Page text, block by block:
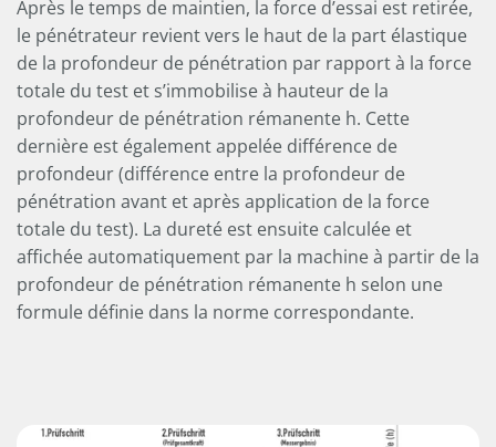
----
Après le temps de maintien, la force d’essai est retirée,
le pénétrateur revient vers le haut de la part élastique
de la profondeur de pénétration par rapport à la force
totale du test et s’immobilise à hauteur de la
profondeur de pénétration rémanente h. Cette
dernière est également appelée différence de
profondeur (différence entre la profondeur de
pénétration avant et après application de la force
totale du test). La dureté est ensuite calculée et
affichée automatiquement par la machine à partir de la
profondeur de pénétration rémanente h selon une
formule définie dans la norme correspondante.